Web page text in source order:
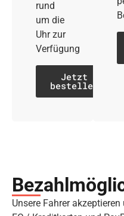
rund
um die
Uhr zur
Verfügung
Jetzt
bestellen
Unsere Fahrer